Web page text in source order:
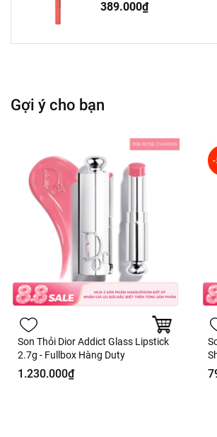
Để có đôi môi mịn màng và màu
Sau khi sử dụng, vặn son xuống
389.000₫
Gợi ý cho bạn
Son Thỏi Dior Addict Glass Lipstick
2.7g - Fullbox Hàng Duty
1.230.000₫